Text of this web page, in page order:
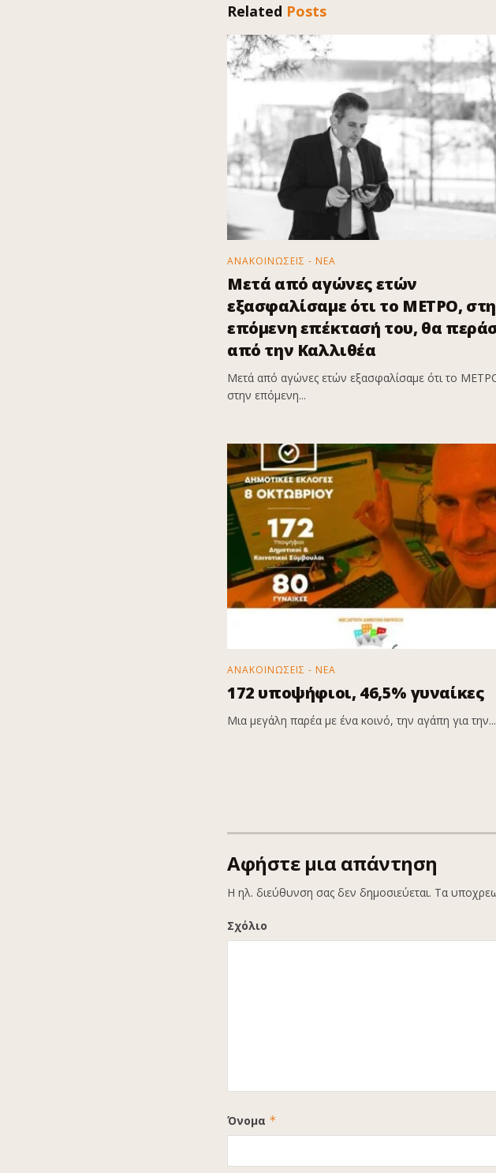
Related Posts
ΑΝΑΚΟΙΝΩΣΕΙΣ - ΝΕΑ
Μετά από αγώνες ετών
εξασφαλίσαμε ότι το ΜΕΤΡΟ,
επόμενη επέκτασή του, θα
από την Καλλιθέα
Μετά από αγώνες ετών εξασφαλίσαμε ότι το
στην επόμενη...
ΑΝΑΚΟΙΝΩΣΕΙΣ - ΝΕΑ
172 υποψήφιοι, 46,5% γυναίκες
Μια μεγάλη παρέα με ένα κοινό, την αγάπη για την...
Αφήστε μια απάντηση
Η ηλ. διεύθυνση σας δεν δημοσιεύεται. Τα
Σχόλιο
Όνομα *